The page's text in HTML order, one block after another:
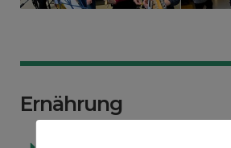
Ernährung